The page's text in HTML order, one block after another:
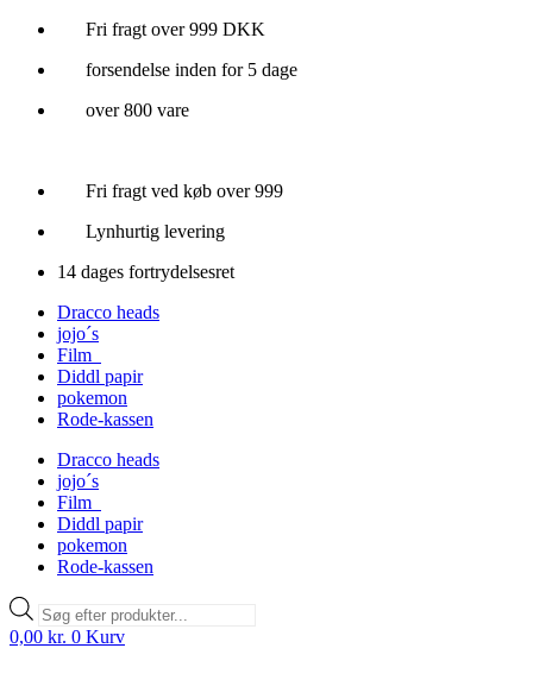
Videre
indhold
Fri fragt over 999 DKK
forsendelse inden for 5 dage
over 800 vare
Fri fragt ved køb over 999
Lynhurtig levering
14 dages fortrydelsesret
Dracco heads
jojo´s
Film
Diddl papir
pokemon
Rode-kassen
Dracco heads
jojo´s
Film
Diddl papir
pokemon
Rode-kassen
Products
search
0,00 kr. 0 Kurv